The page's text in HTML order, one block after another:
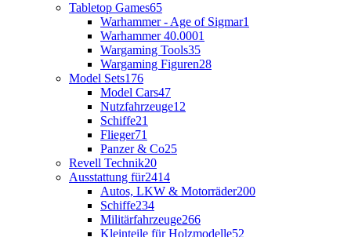
Tabletop Games65
Warhammer - Age of Sigmar1
Warhammer 40.0001
Wargaming Tools35
Wargaming Figuren28
Model Sets176
Model Cars47
Nutzfahrzeuge12
Schiffe21
Flieger71
Panzer & Co25
Revell Technik20
Ausstattung für2414
Autos, LKW & Motorräder200
Schiffe234
Militärfahrzeuge266
Kleinteile für Holzmodelle52